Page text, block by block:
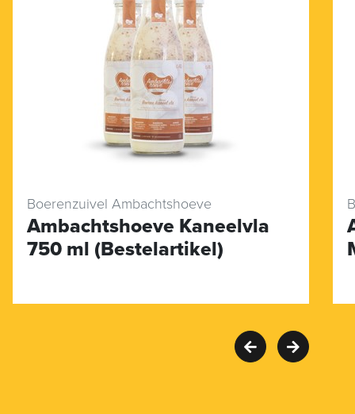
Boerenzuivel Ambachtshoeve
Ambachtshoeve Kaneelvla
750 ml (Bestelartikel)